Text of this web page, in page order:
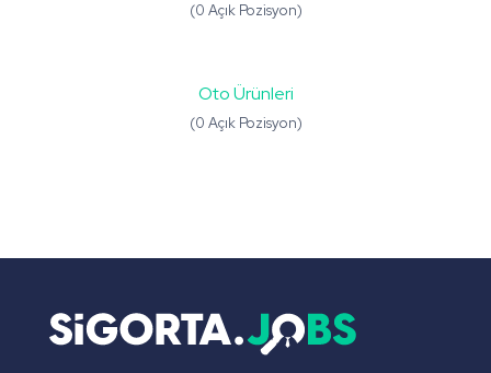
(0 Açık Pozisyon)
Oto Ürünleri
(0 Açık Pozisyon)